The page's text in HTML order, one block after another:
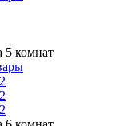
5 комнат